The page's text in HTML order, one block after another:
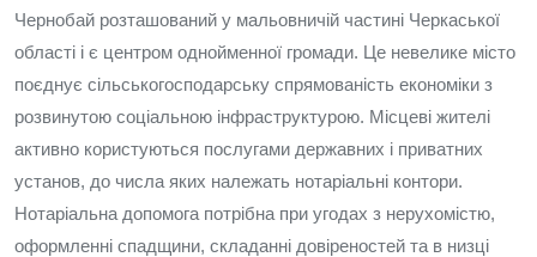
Чернобай розташований у мальовничій частині Черкаської
області і є центром однойменної громади. Це невелике місто
поєднує сільськогосподарську спрямованість економіки з
розвинутою соціальною інфраструктурою. Місцеві жителі
активно користуються послугами державних і приватних
установ, до числа яких належать нотаріальні контори.
Нотаріальна допомога потрібна при угодах з нерухомістю,
оформленні спадщини, складанні довіреностей та в низці